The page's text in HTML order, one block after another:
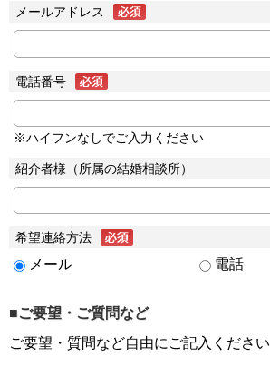
メールアドレス
電話番号
※ハイフンなしでご入力ください
紹介者様（所属の結婚相談所）
希望連絡方法
メール 電話
■ご要望・ご質問など
ご要望・質問など自由にご記入ください